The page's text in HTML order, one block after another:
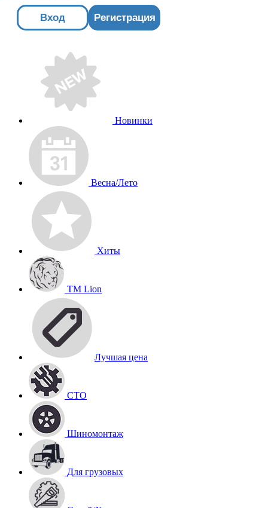
Вход Регистрация
Новинки
Весна/Лето
Хиты
TM Lion
Лучшая цена
СТО
Шиномонтаж
Для грузовых